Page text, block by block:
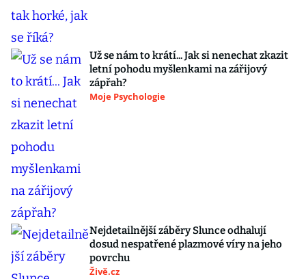
Už se nám to krátí... Jak si nenechat zkazit
letní pohodu myšlenkami na zářijový
zápřah?
Moje Psychologie
Nejdetailnější záběry Slunce odhalují
dosud nespatřené plazmové víry na jeho
povrchu
Živě.cz